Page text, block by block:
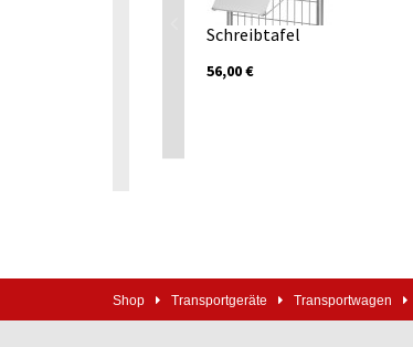
Schreibtafel
56,00 €
Shop Transportgeräte Transportwagen